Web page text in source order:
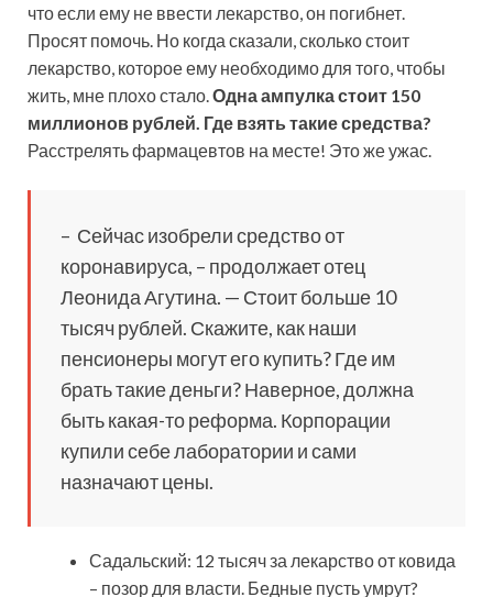
что если ему не ввести лекарство, он погибнет.
Просят помочь. Но когда сказали, сколько стоит
лекарство, которое ему необходимо для того, чтобы
жить, мне плохо стало. Одна ампулка стоит 150
миллионов рублей. Где взять такие средства?
Расстрелять фармацевтов на месте! Это же ужас.
– Сейчас изобрели средство от
коронавируса, – продолжает отец
Леонида Агутина. — Стоит больше 10
тысяч рублей. Скажите, как наши
пенсионеры могут его купить? Где им
брать такие деньги? Наверное, должна
быть какая-то реформа. Корпорации
купили себе лаборатории и сами
назначают цены.
Садальский: 12 тысяч за лекарство от ковида
– позор для власти. Бедные пусть умрут?